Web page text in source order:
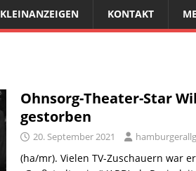
KLEINANZEIGEN KONTAKT
Ohnsorg-Theater-Star
gestorben
20. September 2021
(ha/mr). Vielen TV-Zuschauern war